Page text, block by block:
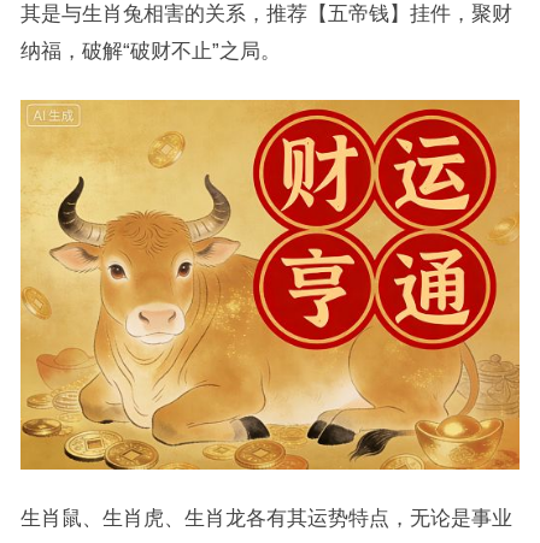
其是与生肖兔相害的关系，推荐【五帝钱】挂件，聚财
纳福，破解“破财不止”之局。
生肖鼠、生肖虎、生肖龙各有其运势特点，无论是事业